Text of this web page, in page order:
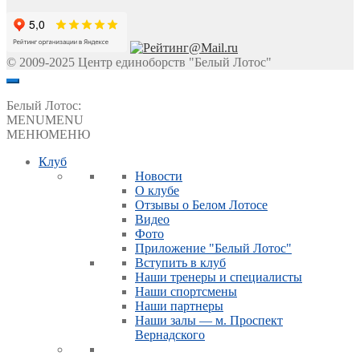
© 2009-2025 Центр единоборств "Белый Лотос"
Белый Лотос:
MENUMENU
МЕНЮМЕНЮ
Клуб
Новости
О клубе
Отзывы о Белом Лотосе
Видео
Фото
Приложение "Белый Лотос"
Вступить в клуб
Наши тренеры и специалисты
Наши спортсмены
Наши партнеры
Наши залы — м. Проспект
Вернадского